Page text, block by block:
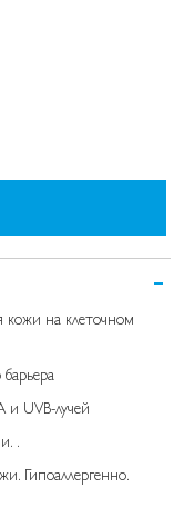
кожи на клеточном
и UVB-лучей
.
Гипоаллергенно.